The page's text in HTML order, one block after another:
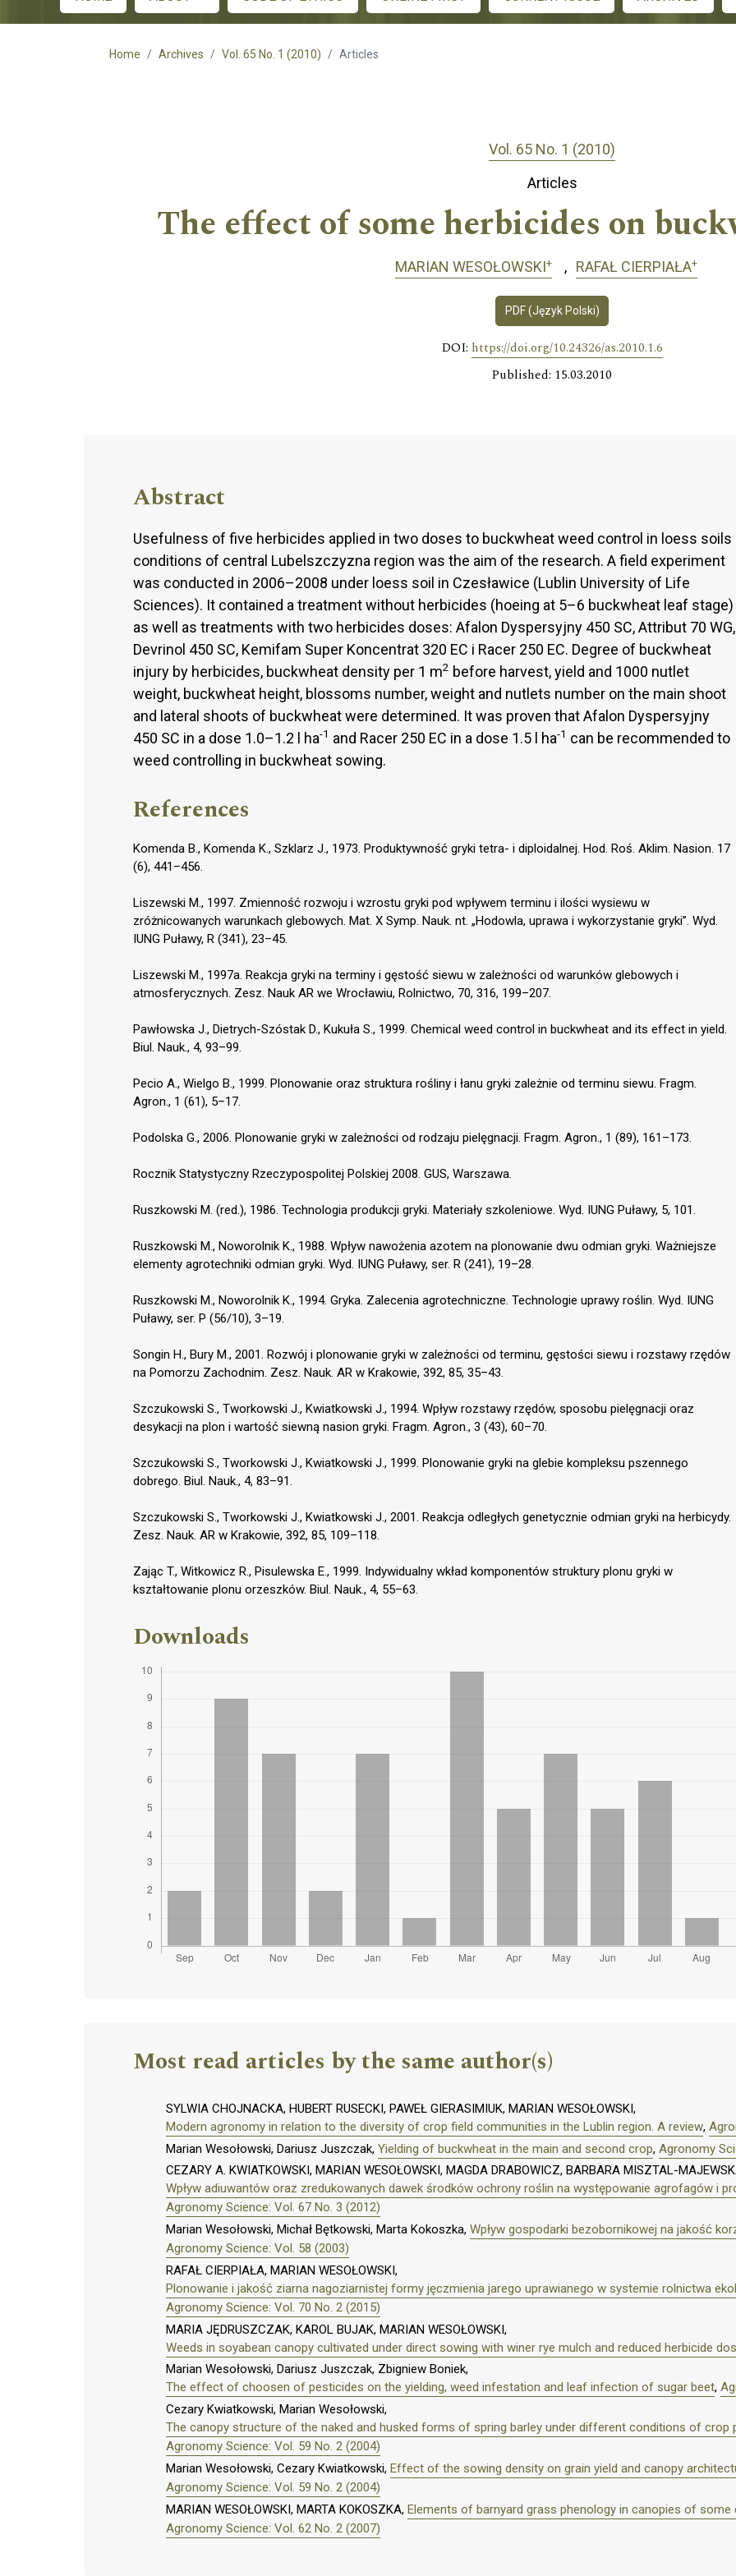
Main menu
Home Archives Vol. 65 No. 1 (2010) Articles
Vol. 65 No. 1 (2010)
Articles
The effect of some herbicides on
MARIAN WESOŁOWSKI+ RAFAŁ CIERPIAŁA+
PDF (Język Polski)
DOI: https://doi.org/10.24326/as.2010.1.6
Published: 15.03.2010
Abstract
Usefulness of five herbicides applied in two doses to buckwheat weed control in loess soils
conditions of central Lubelszczyzna region was the aim of the research. A field experiment
was conducted in 2006–2008 under loess soil in Czesławice (Lublin University of Life
Sciences). It contained a treatment without herbicides (hoeing at 5–6 buckwheat leaf stage)
as well as treatments with two herbicides doses: Afalon Dyspersyjny 450 SC, Attribut 70 WG,
Devrinol 450 SC, Kemifam Super Koncentrat 320 EC i Racer 250 EC. Degree of buckwheat
injury by herbicides, buckwheat density per 1 m2 before harvest, yield and 1000 nutlet
weight, buckwheat height, blossoms number, weight and nutlets number on the main shoot
and lateral shoots of buckwheat were determined. It was proven that Afalon Dyspersyjny
450 SC in a dose 1.0–1.2 l ha-1 and Racer 250 EC in a dose 1.5 l ha-1 can be recommended to
weed controlling in buckwheat sowing.
References
Komenda B., Komenda K., Szklarz J., 1973. Produktywność gryki tetra- i diploidalnej. Hod. Roś. Aklim. Nasion. 17
(6), 441–456.
Liszewski M., 1997. Zmienność rozwoju i wzrostu gryki pod wpływem terminu i ilości wysiewu w
zróżnicowanych warunkach glebowych. Mat. X Symp. Nauk. nt. „Hodowla, uprawa i wykorzystanie gryki”. Wyd.
IUNG Puławy, R (341), 23–45.
Liszewski M., 1997a. Reakcja gryki na terminy i gęstość siewu w zależności od warunków glebowych i
atmosferycznych. Zesz. Nauk AR we Wrocławiu, Rolnictwo, 70, 316, 199–207.
Pawłowska J., Dietrych-Szóstak D., Kukuła S., 1999. Chemical weed control in buckwheat and its effect in yield.
Biul. Nauk., 4, 93–99.
Pecio A., Wielgo B., 1999. Plonowanie oraz struktura rośliny i łanu gryki zależnie od terminu siewu. Fragm.
Agron., 1 (61), 5–17.
Podolska G., 2006. Plonowanie gryki w zależności od rodzaju pielęgnacji. Fragm. Agron., 1 (89), 161–173.
Rocznik Statystyczny Rzeczypospolitej Polskiej 2008. GUS, Warszawa.
Ruszkowski M. (red.), 1986. Technologia produkcji gryki. Materiały szkoleniowe. Wyd. IUNG Puławy, 5, 101.
Ruszkowski M., Noworolnik K., 1988. Wpływ nawożenia azotem na plonowanie dwu odmian gryki. Ważniejsze
elementy agrotechniki odmian gryki. Wyd. IUNG Puławy, ser. R (241), 19–28.
Ruszkowski M., Noworolnik K., 1994. Gryka. Zalecenia agrotechniczne. Technologie uprawy roślin. Wyd. IUNG
Puławy, ser. P (56/10), 3–19.
Songin H., Bury M., 2001. Rozwój i plonowanie gryki w zależności od terminu, gęstości siewu i rozstawy rzędów
na Pomorzu Zachodnim. Zesz. Nauk. AR w Krakowie, 392, 85, 35–43.
Szczukowski S., Tworkowski J., Kwiatkowski J., 1994. Wpływ rozstawy rzędów, sposobu pielęgnacji oraz
desykacji na plon i wartość siewną nasion gryki. Fragm. Agron., 3 (43), 60–70.
Szczukowski S., Tworkowski J., Kwiatkowski J., 1999. Plonowanie gryki na glebie kompleksu pszennego
dobrego. Biul. Nauk., 4, 83–91.
Szczukowski S., Tworkowski J., Kwiatkowski J., 2001. Reakcja odległych genetycznie odmian gryki na herbicydy.
Zesz. Nauk. AR w Krakowie, 392, 85, 109–118.
Zając T., Witkowicz R., Pisulewska E., 1999. Indywidualny wkład komponentów struktury plonu gryki w
kształtowanie plonu orzeszków. Biul. Nauk., 4, 55–63.
Downloads
Most read articles by the same author(s)
SYLWIA CHOJNACKA, HUBERT RUSECKI, PAWEŁ GIERASIMIUK, MARIAN WESOŁOWSKI,
Modern agronomy in relation to the diversity of crop field communities in the Lublin region. A review,
Marian Wesołowski, Dariusz Juszczak, Yielding of buckwheat in the main and second crop, Agronomy
CEZARY A. KWIATKOWSKI, MARIAN WESOŁOWSKI, MAGDA DRABOWICZ, BARBARA MISZTAL-
Wpływ adiuwantów oraz zredukowanych dawek środków ochrony roślin na występowanie agrofagów i
Agronomy Science: Vol. 67 No. 3 (2012)
Marian Wesołowski, Michał Bętkowski, Marta Kokoszka, Wpływ gospodarki bezobornikowej na jakość
Agronomy Science: Vol. 58 (2003)
RAFAŁ CIERPIAŁA, MARIAN WESOŁOWSKI,
Plonowanie i jakość ziarna nagoziarnistej formy jęczmienia jarego uprawianego w systemie rolnictwa
Agronomy Science: Vol. 70 No. 2 (2015)
MARIA JĘDRUSZCZAK, KAROL BUJAK, MARIAN WESOŁOWSKI,
Weeds in soyabean canopy cultivated under direct sowing with winer rye mulch and reduced herbicide
Marian Wesołowski, Dariusz Juszczak, Zbigniew Boniek,
The effect of choosen of pesticides on the yielding, weed infestation and leaf infection of sugar beet,
Cezary Kwiatkowski, Marian Wesołowski,
The canopy structure of the naked and husked forms of spring barley under different conditions of crop
Agronomy Science: Vol. 59 No. 2 (2004)
Marian Wesołowski, Cezary Kwiatkowski, Effect of the sowing density on grain yield and canopy
Agronomy Science: Vol. 59 No. 2 (2004)
MARIAN WESOŁOWSKI, MARTA KOKOSZKA, Elements of barnyard grass phenology in canopies of some
Agronomy Science: Vol. 62 No. 2 (2007)